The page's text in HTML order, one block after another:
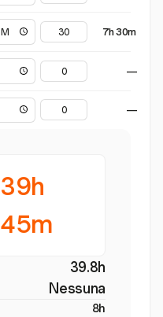
7h 30m
—
—
39h
45m
39.8h
Nessuna
8h